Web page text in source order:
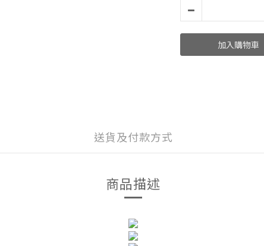
加入購物車
送貨及付款方式
商品描述